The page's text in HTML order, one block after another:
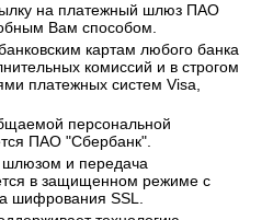
на платежный шлюз ПАО
Вам способом.
картам любого банка
комиссий и в строгом
платежных систем Visa,
персональной
ПАО "Сбербанк".
и передача
в защищенном режиме с
шифрования SSL.